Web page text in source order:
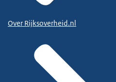
Over Rijksoverheid.nl